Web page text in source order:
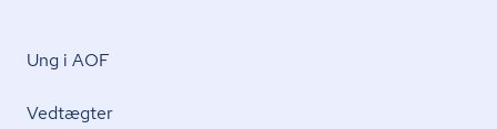
Ung i AOF
Vedtægter